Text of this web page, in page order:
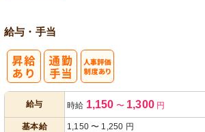
給与・手当
給与 時給 1,150 〜 1,300円
基本給 1,150 〜 1,250 円